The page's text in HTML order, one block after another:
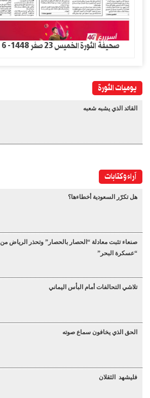
صحيفة الثورة الخميس 23 صفر 1448- 6 اغسطس 2026
يوميات الثورة
القائد الذي يشبه شعبه
آراء وكتابات
هل تكرّر السعودية أخطاءها؟
صنعاء تثبت معادلة “الحصار بالحصار” وتحذر الرياض من
“عسكرة البحر”
تلاشي التحالفات أمام البأس اليماني
الحق الذي يخافون سماع صوته
فليشهد الثقلان